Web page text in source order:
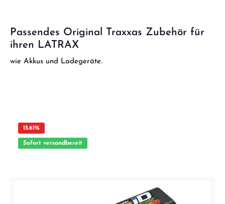
Passendes Original Traxxas Zubehör für
ihren LATRAX
wie Akkus und Ladegeräte.
15.61%
Sofort versandbereit